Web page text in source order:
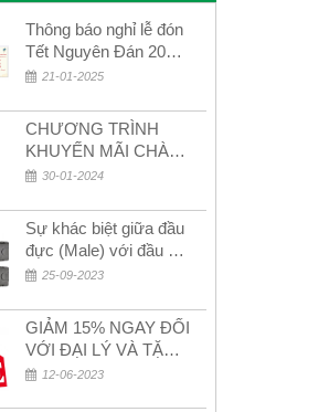
Thông báo nghỉ lễ đón
Tết Nguyên Đán 2026
– Xuân Bính Ngọ!
21-01-2025
CHƯƠNG TRÌNH
KHUYẾN MÃI CHÀO
MỪNG NĂM MỚI
30-01-2024
Sự khác biệt giữa đầu
đực (Male) với đầu cái
(Female) trong bộ đầu
25-09-2023
GIẢM 15% NGAY ĐỐI
VỚI ĐẠI LÝ VÀ TẶNG
QUÀ KHÁCH HÀNG
12-06-2023